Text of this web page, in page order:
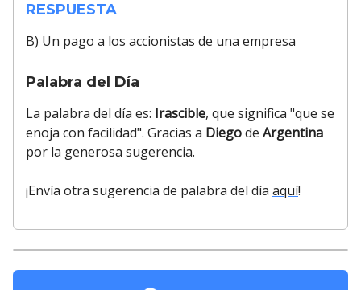
RESPUESTA
B) Un pago a los accionistas de una empresa
Palabra del Día
La palabra del día es: Irascible, que significa "que se
enoja con facilidad". Gracias a Diegode Argentina
por la generosa sugerencia.
¡Envía otra sugerencia de palabra del día aquí!